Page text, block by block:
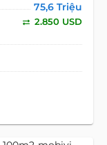
75,6 Triệu
2.850 USD